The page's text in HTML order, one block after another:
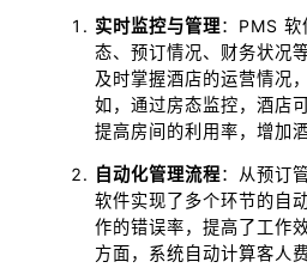
实时监控与管理：PMS
态、预订情况、财务状况
及时掌握酒店的运营情况
如，通过房态监控，酒店
提高房间的利用率，增加
自动化管理流程：从预订
软件实现了多个环节的自
作的错误率，提高了工作
方面，系统自动计算客人